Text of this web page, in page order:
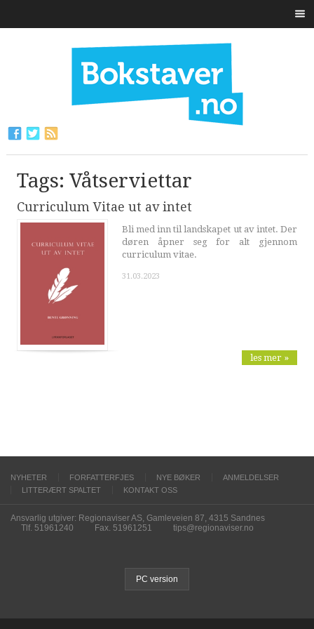
Tags: Våtserviettar
Curriculum Vitae ut av intet
Bli med inn til landskapet ut av intet. Der
døren åpner seg for alt gjennom
curriculum vitae.
31.03.2023
les mer »
NYHETER FORFATTERFJES NYE BØKER
ANMELDELSER
LITTERÆRT SPALTET
KONTAKT OSS
Ansvarlig utgiver: Regionaviser AS, Gamleveien 87, 4315 Sandnes
Tlf. 51961240
Fax. 51961251 tips@regionaviser.no
PC version